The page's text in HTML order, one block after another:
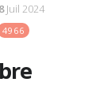
4966
Juil 2024